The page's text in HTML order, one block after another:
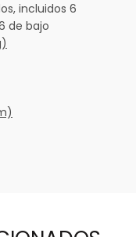
incluidos 6
de bajo